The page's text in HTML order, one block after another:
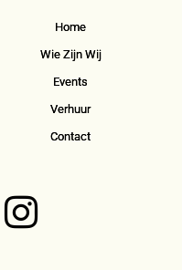
Home
Wie Zijn Wij
Events
Verhuur
Contact